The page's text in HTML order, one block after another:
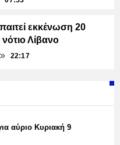
εκκένωση 20
Λίβανο
22:17
αύριο Κυριακή 9